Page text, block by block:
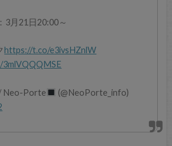
3月21日20:00～
https://t.co/e3ivsHZnlW
Neo-Porte
(@NeoPorte_info)